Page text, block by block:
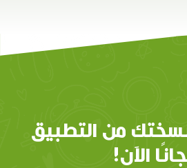
من التطبيق
الآن!